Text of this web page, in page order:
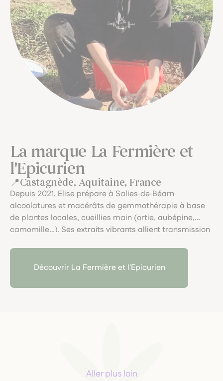
La marque La Fermière et
l'Epicurien
Castagnède, Aquitaine, France
Depuis 2021, Elise prépare à Salies‑de‑Béarn
alcoolatures et macérâts de gemmothérapie à base
de plantes locales, cueillies main (ortie, aubépine,
camomille…). Ses extraits vibrants allient transmission
nature.
Découvrir La Fermière et l'Epicurien
Aller plus loin